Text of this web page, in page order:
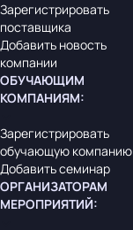
Зарегистрировать
поставщика
Добавить новость
компании
ОБУЧАЮЩИМ
КОМПАНИЯМ:
Зарегистрировать
обучающую компанию
Добавить семинар
ОРГАНИЗАТОРАМ
МЕРОПРИЯТИЙ: